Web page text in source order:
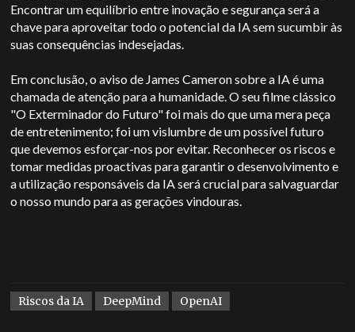
Encontrar um equilíbrio entre inovação e segurança será a
chave para aproveitar todo o potencial da IA sem sucumbir às
suas consequências indesejadas.
Em conclusão, o aviso de James Cameron sobre a IA é uma
chamada de atenção para a humanidade. O seu filme clássico
"O Exterminador do Futuro" foi mais do que uma mera peça
de entretenimento; foi um vislumbre de um possível futuro
que devemos esforçar-nos por evitar. Reconhecer os riscos e
tomar medidas proactivas para garantir o desenvolvimento e
a utilização responsáveis da IA será crucial para salvaguardar
o nosso mundo para as gerações vindouras.
Riscos da IA DeepMind OpenAI